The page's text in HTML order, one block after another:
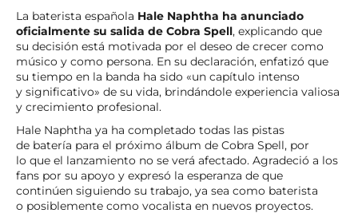
La baterista española Hale Naphtha ha anunciado
oficialmente su salida de Cobra Spell, explicando que
su decisión está motivada por el deseo de crecer como
músico y como persona. En su declaración, enfatizó que
su tiempo en la banda ha sido «un capítulo intenso
y significativo» de su vida, brindándole experiencia valiosa
y crecimiento profesional.
Hale Naphtha ya ha completado todas las pistas
de batería para el próximo álbum de Cobra Spell, por
lo que el lanzamiento no se verá afectado. Agradeció a los
fans por su apoyo y expresó la esperanza de que
continúen siguiendo su trabajo, ya sea como baterista
o posiblemente como vocalista en nuevos proyectos.